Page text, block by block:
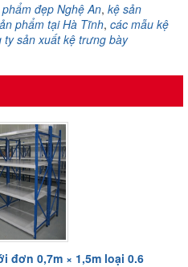
đẹp Nghệ An, kệ sản
phẩm tại Hà Tĩnh, các mẫu kệ
ty sản xuất kệ trưng bày
đơn 0,7m × 1,5m loại 0.6